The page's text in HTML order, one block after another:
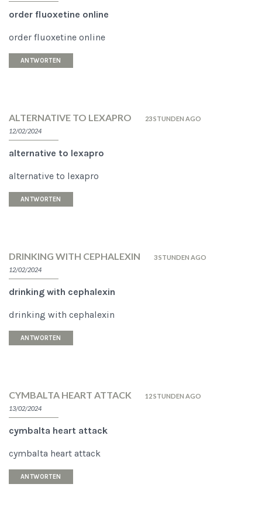
order fluoxetine online
order fluoxetine online
ANTWORTEN
ALTERNATIVE TO LEXAPRO
23 STUNDEN AGO
12/02/2024
alternative to lexapro
alternative to lexapro
ANTWORTEN
DRINKING WITH CEPHALEXIN
3 STUNDEN AGO
12/02/2024
drinking with cephalexin
drinking with cephalexin
ANTWORTEN
CYMBALTA HEART ATTACK
12 STUNDEN AGO
13/02/2024
cymbalta heart attack
cymbalta heart attack
ANTWORTEN